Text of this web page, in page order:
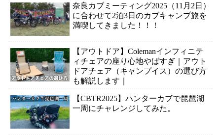
奈良カブミーティング2025（11月2日）
に合わせて2泊3日のカブキャンプ旅を
満喫してきました！！！
【アウトドア】Colemanインフィニテ
ィチェアの座り心地やばすぎ｜アウト
ドアチェア（キャンプイス）の選び方
も解説します｜
【CBTR2025】ハンターカブで琵琶湖
一周にチャレンジしてみた。